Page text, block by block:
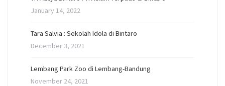
January 14, 2022
Tara Salvia : Sekolah Idola di Bintaro
December 3, 2021
Lembang Park Zoo di Lembang-Bandung
November 24, 2021